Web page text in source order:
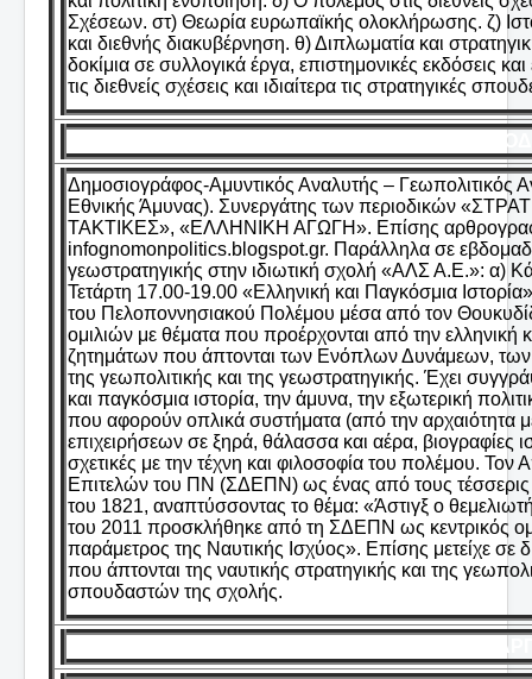
Σχέσεων. στ) Θεωρία ευρωπαϊκής ολοκλήρωσης. ζ)
και διεθνής διακυβέρνηση. θ) Διπλωματία και
δοκίμια σε συλλογικά έργα, επιστημονικές εκδόσεις
τις διεθνείς σχέσεις και ιδιαίτερα τις στρατηγικές
Δημοσιογράφος-Αμυντικός Αναλυτής – Γεωπολιτικός
Εθνικής Άμυνας). Συνεργάτης των περιοδικών
ΤΑΚΤΙΚΕΣ», «ΕΛΛΗΝΙΚΗ ΑΓΩΓΗ». Επίσης
infognomonpolitics.blogspot.gr. Παράλληλα σε
γεωστρατηγικής στην ιδιωτική σχολή «ΑΛΣ Α.Ε.»: α)
Τετάρτη 17.00-19.00 «Ελληνική και Παγκόσμια
του Πελοποννησιακού Πολέμου μέσα από τον
ομιλιών με θέματα που προέρχονται από την ελληνική
ζητημάτων που άπτονται των Ενόπλων Δυνάμεων, των
της γεωπολιτικής και της γεωστρατηγικής. Έχει
και παγκόσμια ιστορία, την άμυνα, την εξωτερική
που αφορούν οπλικά συστήματα (από την αρχαιότητα
επιχειρήσεων σε ξηρά, θάλασσα και αέρα, βιογραφίες
σχετικές με την τέχνη και φιλοσοφία του πολέμου.
Επιτελών του ΠΝ (ΣΔΕΠΝ) ως ένας από τους τέσσερις
του 1821, αναπτύσσοντας το θέμα: «Άστιγξ ο
του 2011 προσκλήθηκε από τη ΣΔΕΠΝ ως κεντρικός
παράμετρος της Ναυτικής Ισχύος». Επίσης μετείχε
που άπτονται της ναυτικής στρατηγικής και της
σπουδαστών της σχολής.